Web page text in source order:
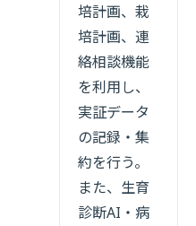
培計画、栽
培計画、連
絡相談機能
を利用し、
実証データ
の記録・集
約を行う。
また、生育
診断AI・病